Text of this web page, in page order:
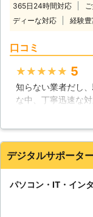
365日24時間対応
ディーな対応
経験豊
口コミ
★★★★★ 5
知らない業者だし
な中、丁寧迅速な
ています。金額は
岡山県 岡山市北区
デジタルサポータ
パソコン・IT・イン